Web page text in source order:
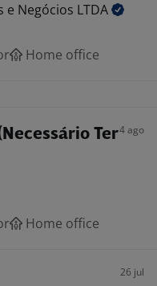
e Negócios LTDA
Home office
Ter4 ago
Home office
26 jul